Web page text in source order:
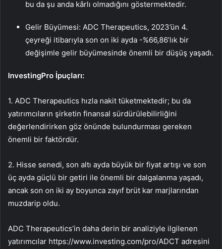
bu da şu anda kârlı olmadığını göstermektedir.
Gelir Büyümesi: ADC Therapeutics, 2023’ün 4.
çeyreği itibarıyla son on iki ayda -%66,86’lık bir
değişimle gelir büyümesinde önemli bir düşüş yaşadı.
InvestingPro İpuçları:
1. ADC Therapeutics hızla nakit tüketmektedir; bu da
yatırımcıların şirketin finansal sürdürülebilirliğini
değerlendirirken göz önünde bulundurması gereken
önemli bir faktördür.
2. Hisse senedi, son altı ayda büyük bir fiyat artışı ve son
üç ayda güçlü bir getiri ile önemli bir dalgalanma yaşadı,
ancak son on iki ay boyunca zayıf brüt kar marjlarından
muzdarip oldu.
ADC Therapeutics’in daha derin bir analiziyle ilgilenen
yatırımcılar https://www.investing.com/pro/ADCT adresini